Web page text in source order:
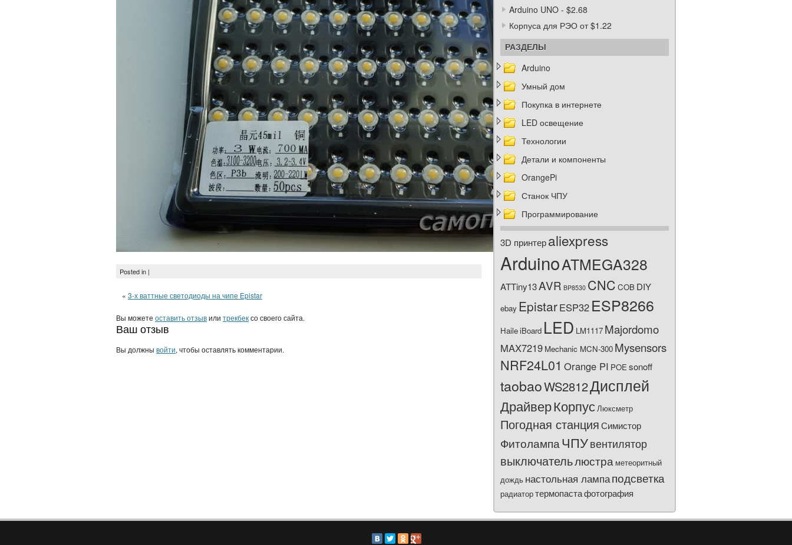
Posted in |
« 3-х ваттные светодиоды на чипе Epistar
Вы можете оставить отзывили трекбексо своего сайта.
Ваш отзыв
Вы должны войти, чтобы оставлять комментарии.
Arduino UNO - $2.68
Корпуса для РЭО от $1.22
РАЗДЕЛЫ
Arduino
Умный дом
Покупка в интернете
LED освещение
Технологии
Детали и компоненты
OrangePi
Станок ЧПУ
Программирование
3D принтерaliexpress
ArduinoATMEGA328
ATTiny13AVR BP8530 CNC COB DIY
ebay EpistarESP32 ESP8266
HaileiBoard LED LM1117 Majordomo
MAX7219 Mechanic MCN-300 Mysensors
NRF24L01 Orange PI POEsonoff
taobaoWS2812Дисплей
ДрайверКорпусЛюксметр
Погодная станцияСимистор
ФитолампаЧПУвентилятор
выключательлюстра метеоритный
дождь настольная лампаподсветка
радиатортермопастафотография